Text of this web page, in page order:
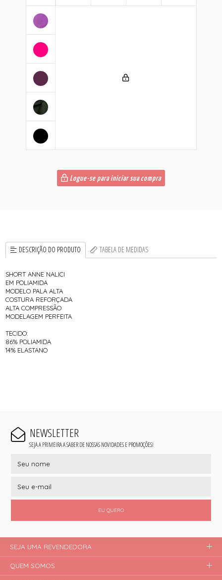
Logue-se para iniciar sua compra
DESCRIÇÃO DO PRODUTO TABELA DE MEDIDAS
SHORT ANNE NALICI
EM POLIAMIDA
MODELO PALA ALTA
COSTURA REFORÇADA
ALTA COMPRESSÃO
MODELAGEM PERFEITA
TECIDO:
86% POLIAMIDA
14% ELASTANO
NEWSLETTER
SEJA A PRIMEIRA A SABER DE NOSSAS NOVIDADES E PROMOÇÕES!
EU QUERO
SEJA UMA REVENDEDORA
QUEM SOMOS